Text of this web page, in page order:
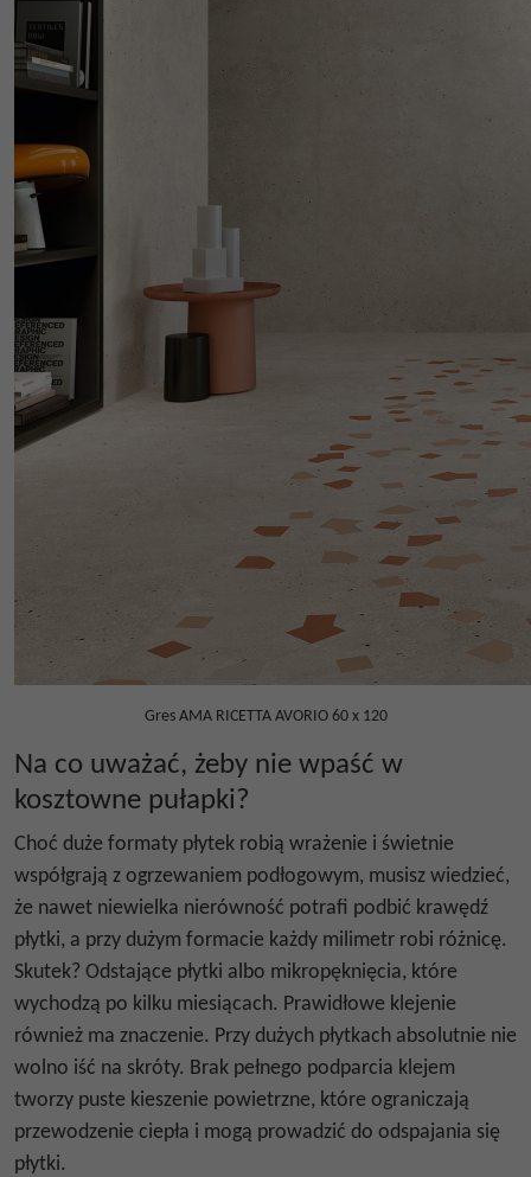
Gres AMA RICETTA AVORIO 60 x 120
Na co uważać, żeby nie wpaść w
kosztowne pułapki?
Choć duże formaty płytek robią wrażenie i świetnie
współgrają z ogrzewaniem podłogowym, musisz wiedzieć,
że nawet niewielka nierówność potrafi podbić krawędź
płytki, a przy dużym formacie każdy milimetr robi różnicę.
Skutek? Odstające płytki albo mikropęknięcia, które
wychodzą po kilku miesiącach. Prawidłowe klejenie
również ma znaczenie. Przy dużych płytkach absolutnie nie
wolno iść na skróty. Brak pełnego podparcia klejem
tworzy puste kieszenie powietrzne, które ograniczają
przewodzenie ciepła i mogą prowadzić do odspajania się
płytki.